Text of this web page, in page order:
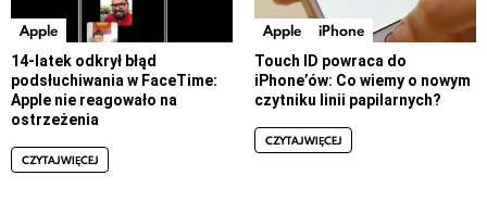
Apple
14-latek odkrył błąd
podsłuchiwania w FaceTime:
Apple nie reagowało na
ostrzeżenia
CZYTAJ WIĘCEJ
Apple iPhone
Touch ID powraca do
iPhone’ów: Co wiemy o nowym
czytniku linii papilarnych?
CZYTAJ WIĘCEJ